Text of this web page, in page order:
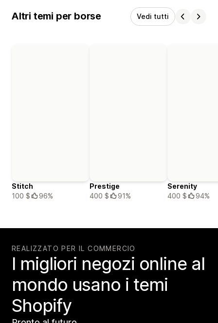
Altri temi per borse Vedi tutti
Stitch
100 $
96%
Prestige
400 $
91%
Serenity
400 $
94%
REALIZZATO PER IL COMMERCIO
I migliori negozi online al
mondo usano i temi
Shopify